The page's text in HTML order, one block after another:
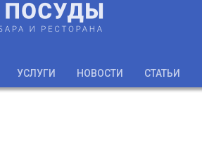
УСЛУГИ НОВОСТИ СТАТЬИ